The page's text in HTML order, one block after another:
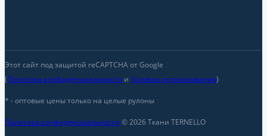
Этот сайт под защитой reCAPTCHA от Google
(Политика конфиденциальности и Условия использования)
* - оптовые цены только на целые рулоны
Политика конфиденциальности © 2026 Ткани TERNELLO